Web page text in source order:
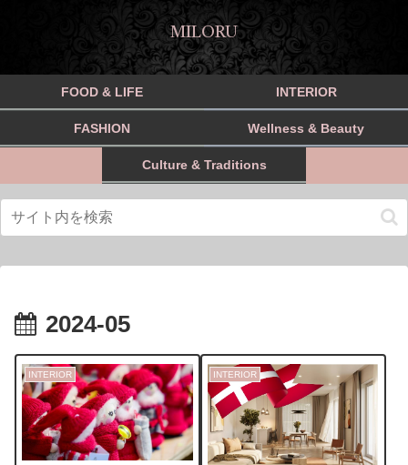
MILORU
FOOD & LIFE INTERIOR
FASHION Wellness & Beauty
Culture & Traditions
2024-05
INTERIOR INTERIOR